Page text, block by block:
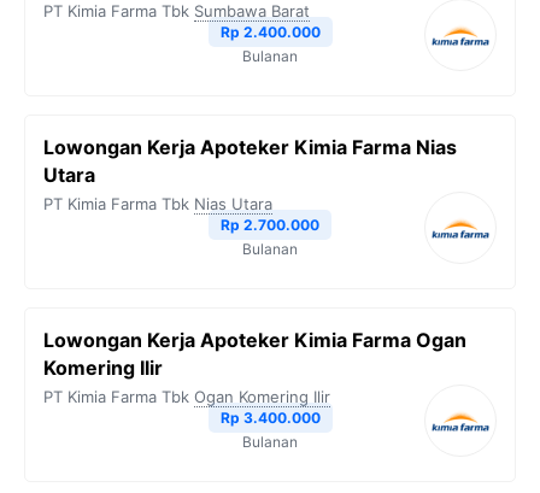
PT Kimia Farma Tbk Sumbawa Barat
Rp 2.400.000
Bulanan
Lowongan Kerja Apoteker Kimia Farma Nias
Utara
PT Kimia Farma Tbk Nias Utara
Rp 2.700.000
Bulanan
Lowongan Kerja Apoteker Kimia Farma Ogan
Komering Ilir
PT Kimia Farma Tbk Ogan Komering Ilir
Rp 3.400.000
Bulanan